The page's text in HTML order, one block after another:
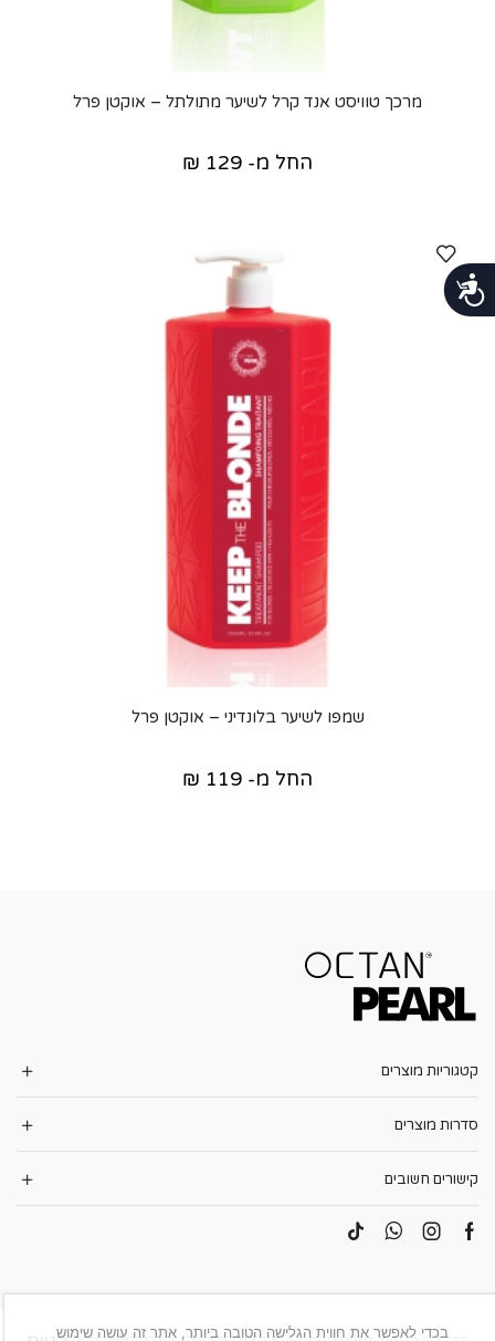
נגישות
מרכך טוויסט אנד קרל לשיער מתולתל – אוקטן פרל
החל מ- ₪ 129
שמפו לשיער בלונדיני – אוקטן פרל
החל מ- ₪ 119
קטגוריות מוצרים
סדרות מוצרים
קישורים חשובים
בכדי לאפשר את חווית הגלישה הטובה ביותר, אתר זה עושה שימוש